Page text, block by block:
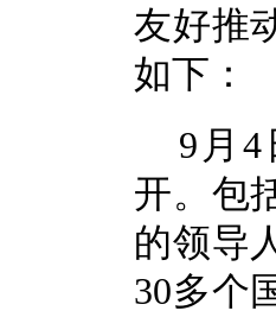
友好推
如下：
9月4
开。包
的领导
30多个